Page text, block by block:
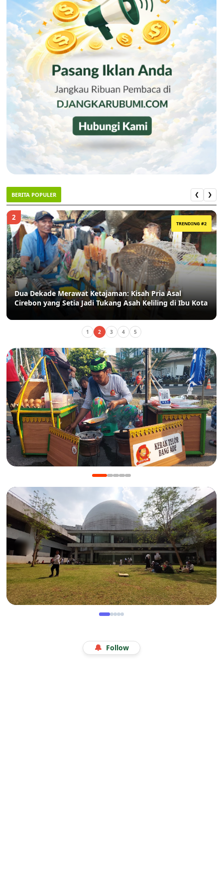
BERITA POPULER ❮ ❯
2
TRENDING #2
Dua Dekade Merawat Ketajaman: Kisah Pria Asal
Cirebon yang Setia Jadi Tukang Asah Keliling di Ibu Kota
1 2 3 4 5
Manis Gurih Jakarta Festival Sukapura: Menikmati
Legenda 18 Tahun Kerak Telor Bang Ade
Menjelajah Angkasa di Kala Libur Sekolah: Serunya
Eduwisata Edukatif di Planetarium Jakarta
🔔 Follow